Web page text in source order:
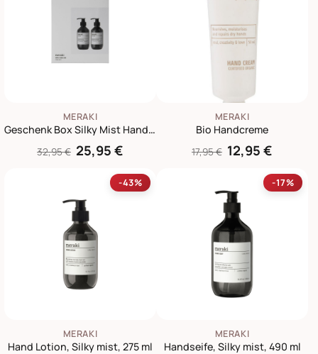
MERAKI
Geschenk Box Silky Mist Handseife und Handlotion
32,95 € 25,95 €
MERAKI
Bio Handcreme
17,95 € 12,95 €
-43%
MERAKI
Hand Lotion, Silky mist, 275 ml
-17%
MERAKI
Handseife, Silky mist, 490 ml